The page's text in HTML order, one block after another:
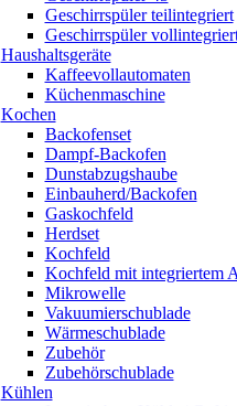
Geschirrspüler teilintegriert
Geschirrspüler
Haushaltsgeräte
Kaffeevollautomaten
Küchenmaschine
Kochen
Backofenset
Dampf-Backofen
Dunstabzugshaube
Einbauherd/Backofen
Gaskochfeld
Herdset
Kochfeld
Kochfeld mit integriertem
Mikrowelle
Vakuumierschublade
Wärmeschublade
Zubehör
Zubehörschublade
Kühlen